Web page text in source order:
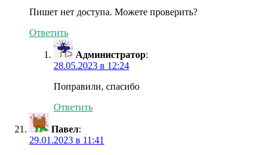
Пишет нет доступа. Можете проверить?
Ответить
Администратор:
28.05.2023 в 12:24
Поправили, спасибо
Ответить
Павел:
29.01.2023 в 11:41